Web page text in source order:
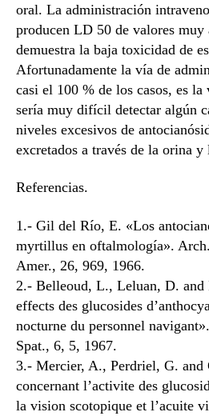
oral. La administración
producen LD 50 de valores muy
demuestra la baja toxicidad de
Afortunadamente la vía de
casi el 100 % de los casos, es
sería muy difícil detectar algún
niveles excesivos de
excretados a través de la orina
Referencias.
1.- Gil del Río, E. «Los
myrtillus en oftalmología».
Amer., 26, 969, 1966.
2.- Belleoud, L., Leluan, D. and
effects des glucosides
nocturne du personnel
Spat., 6, 5, 1967.
3.- Mercier, A., Perdriel, G. and
concernant l’activite des
la vision scotopique et l’acuite